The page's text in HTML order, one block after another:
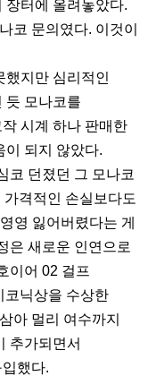
장터에 올려놓았다.
코 문의였다. 이것이
했지만 심리적인
듯 모나코를
시계 하나 판매한
이 되지 않았다.
코 던졌던 그 모나코
격적인 손실보다도
영 잃어버렸다는 게
은 새로운 인연으로
이어 02 걸프
코닉상을 수상한
아 멀리 여수까지
추가되면서
했다.